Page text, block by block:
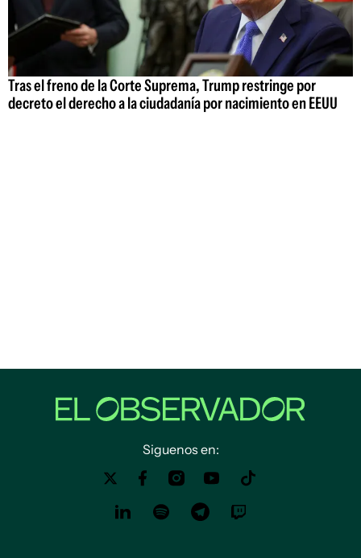
Tras el freno de la Corte Suprema, Trump restringe por
decreto el derecho a la ciudadanía por nacimiento en EEUU
Siguenos en: